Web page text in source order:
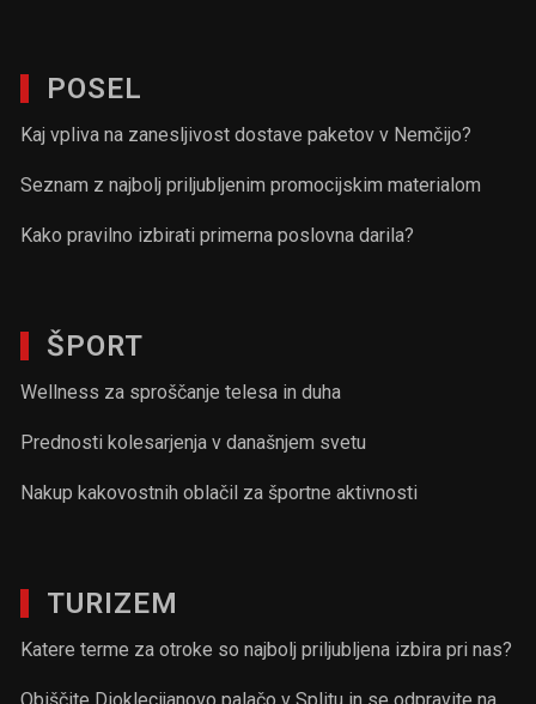
POSEL
Kaj vpliva na zanesljivost dostave paketov v Nemčijo?
Seznam z najbolj priljubljenim promocijskim materialom
Kako pravilno izbirati primerna poslovna darila?
ŠPORT
Wellness za sproščanje telesa in duha
Prednosti kolesarjenja v današnjem svetu
Nakup kakovostnih oblačil za športne aktivnosti
TURIZEM
Katere terme za otroke so najbolj priljubljena izbira pri nas?